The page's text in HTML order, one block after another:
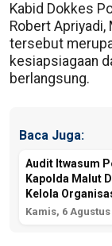
Kabid Dokkes
Robert Apriyadi,
tersebut
kesiapsiagaan
berlangsung.
Baca Juga:
Audit Itwasum
Kapolda Malut
Kelola
Kamis, 6 Agustus